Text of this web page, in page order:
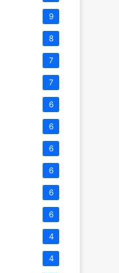
9
8
7
7
6
6
6
6
6
6
4
4